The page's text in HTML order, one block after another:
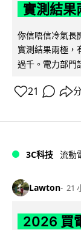
實測結果
你信唔信冷氣長
實測結果兩極，
過千。電力部門
21
3C科技 流動
Lawton 21
2026 買